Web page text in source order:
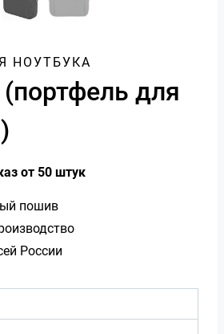
НОУТБУКА
для
от 50 штук
пошив
России